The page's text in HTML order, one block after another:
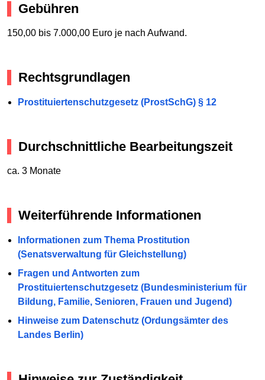
Gebühren
150,00 bis 7.000,00 Euro je nach Aufwand.
Rechtsgrundlagen
Prostituiertenschutzgesetz (ProstSchG) § 12
Durchschnittliche Bearbeitungszeit
ca. 3 Monate
Weiterführende Informationen
Informationen zum Thema Prostitution
(Senatsverwaltung für Gleichstellung)
Fragen und Antworten zum
Prostituiertenschutzgesetz (Bundesministerium für
Bildung, Familie, Senioren, Frauen und Jugend)
Hinweise zum Datenschutz (Ordungsämter des
Landes Berlin)